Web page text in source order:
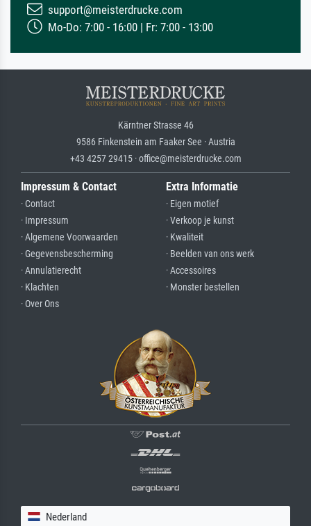
support@meisterdrucke.com
Mo-Do: 7:00 - 16:00 | Fr: 7:00 - 13:00
Kärntner Strasse 46
9586 Finkenstein am Faaker See · Austria
+43 4257 29415 · office@meisterdrucke.com
Impressum & Contact
· Contact
· Impressum
· Algemene Voorwaarden
· Gegevensbescherming
· Annulatierecht
· Klachten
· Over Ons
Extra Informatie
· Eigen motief
· Verkoop je kunst
· Kwaliteit
· Beelden van ons werk
· Accessoires
· Monster bestellen
Nederland